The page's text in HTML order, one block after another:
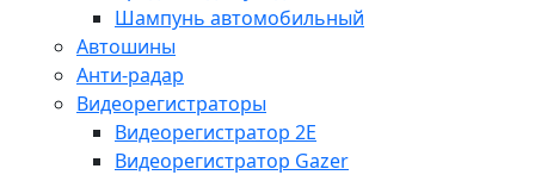
Шампунь автомобильный
Автошины
Анти-радар
Видеорегистраторы
Видеорегистратор 2E
Видеорегистратор Gazer